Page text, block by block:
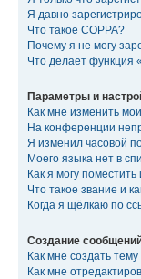
Я давно
Что такое COPPA?
Почему я не могу
Что делает функция
Параметры и
Как мне изменить
На конференции
Я изменил часовой
Моего языка нет в
Как я могу
Что такое звание и
Когда я щёлкаю по
Создание
Как мне создать
Как мне